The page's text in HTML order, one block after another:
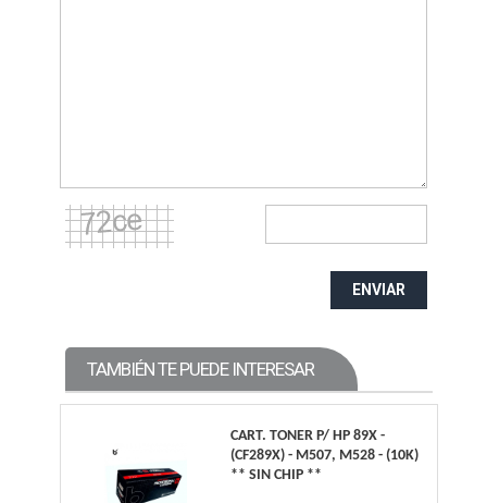
ENVIAR
TAMBIÉN TE PUEDE INTERESAR
CART. TONER P/ HP 89X -
(CF289X) - M507, M528 - (10K)
** SIN CHIP **